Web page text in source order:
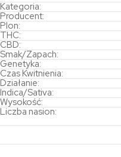
Kategoria:
Producent:
Plon:
THC:
CBD:
Smak/Zapach:
Genetyka:
Czas Kwitnienia:
Działanie:
Indica/Sativa:
Wysokość:
Liczba nasion: